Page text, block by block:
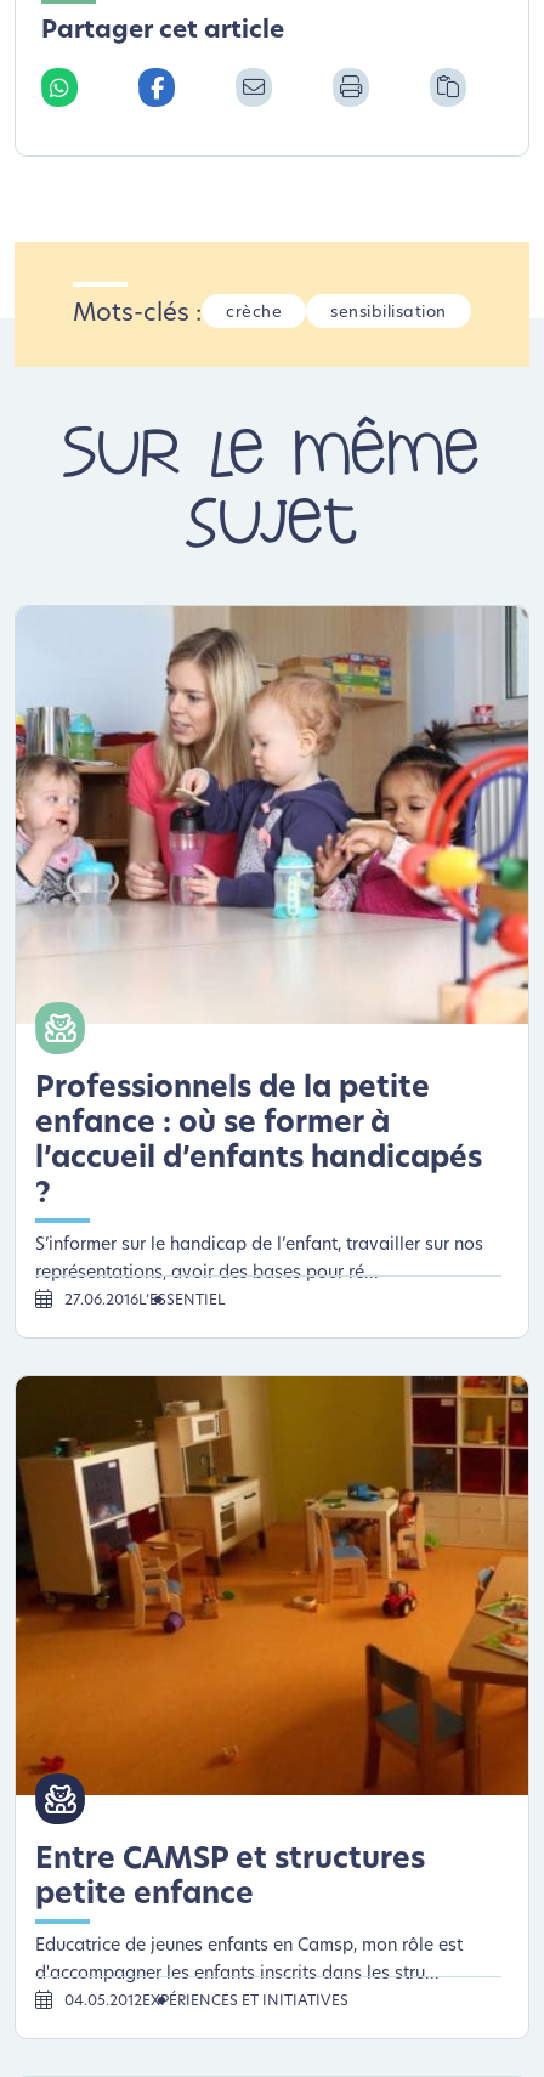
Partager cet article
Mots-clés : crèche sensibilisation
Sur le même
sujet
Professionnels de la petite
enfance : où se former à
l’accueil d’enfants handicapés
?
S’informer sur le handicap de l’enfant, travailler sur nos
représentations, avoir des bases pour ré...
27.06.2016L’ESSENTIEL
Entre CAMSP et structures
petite enfance
Educatrice de jeunes enfants en Camsp, mon rôle est
d'accompagner les enfants inscrits dans les stru...
04.05.2012EXPÉRIENCES ET INITIATIVES